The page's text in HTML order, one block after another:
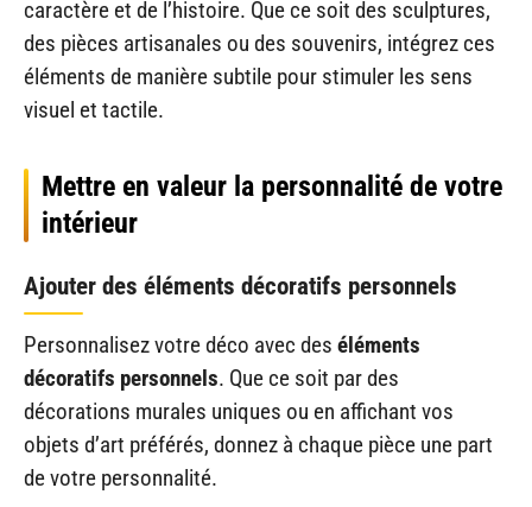
caractère et de l’histoire. Que ce soit des sculptures,
des pièces artisanales ou des souvenirs, intégrez ces
éléments de manière subtile pour stimuler les sens
visuel et tactile.
Mettre en valeur la personnalité de votre
intérieur
Ajouter des éléments décoratifs personnels
Personnalisez votre déco avec des éléments
décoratifs personnels. Que ce soit par des
décorations murales uniques ou en affichant vos
objets d’art préférés, donnez à chaque pièce une part
de votre personnalité.